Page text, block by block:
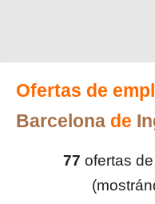
Ofertas de
Barcelona de
77 ofertas